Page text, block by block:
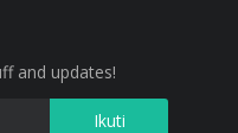
and updates!